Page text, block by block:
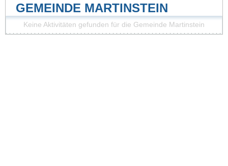
GEMEINDE MARTINSTEIN
Keine Aktivitäten gefunden für die Gemeinde Martinstein